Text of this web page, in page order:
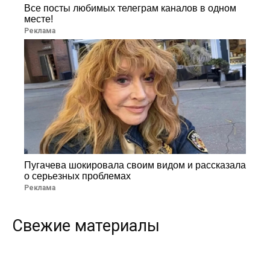
Все посты любимых телеграм каналов в одном
месте!
Реклама
Пугачева шокировала своим видом и рассказала
о серьезных проблемах
Реклама
Свежие материалы